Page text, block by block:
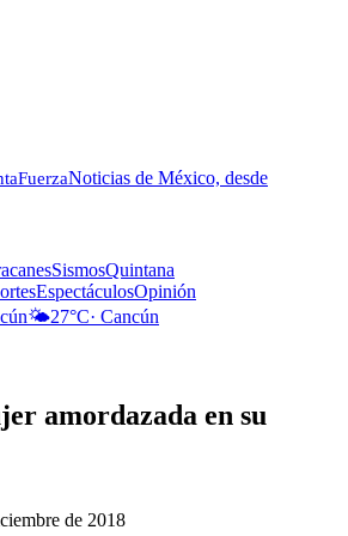
FuerzaNoticias de México, desde
SismosQuintana
EspectáculosOpinión
🌤️27°C· Cancún
amordazada en su
de 2018